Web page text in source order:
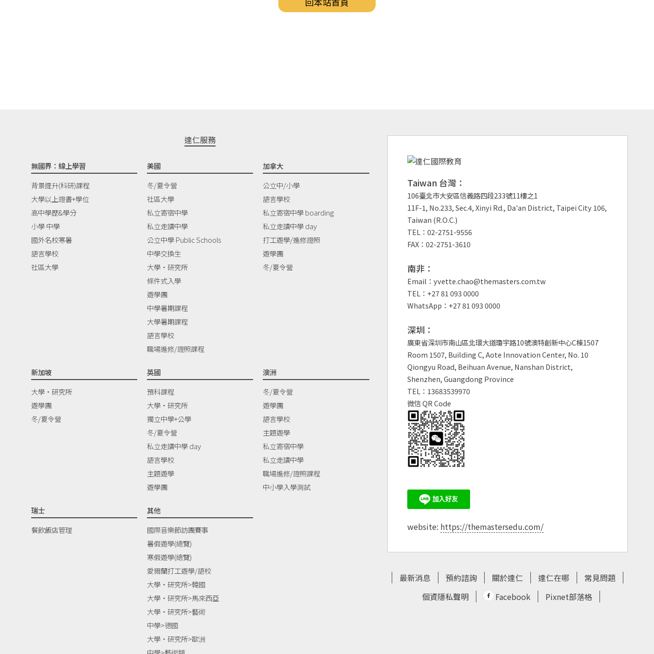
達仁服務
無國界：線上學習
背景提升(科研)課程
大學以上證書+學位
高中學歷&學分
小學 中學
國外名校寒暑
語言學校
社區大學
美國
冬/夏令營
社區大學
私立寄宿中學
私立走讀中學
公立中學 Public Schools
中學交換生
大學‧研究所
條件式入學
遊學團
中學暑期課程
大學暑期課程
語言學校
職場進修/證照課程
加拿大
公立中/小學
語言學校
私立寄宿中學 boarding
私立走讀中學 day
打工遊學/進修證照
遊學團
冬/夏令營
新加坡
大學‧研究所
遊學團
冬/夏令營
英國
預科課程
大學‧研究所
獨立中學+公學
冬/夏令營
私立走讀中學 day
語言學校
主題遊學
遊學團
澳洲
冬/夏令營
遊學團
語言學校
主題遊學
私立寄宿中學
私立走讀中學
職場進修/證照課程
中小學入學測試
瑞士
餐飲飯店管理
其他
國際音樂節訪團賽事
暑假遊學(總覽)
寒假遊學(總覽)
愛爾蘭打工遊學/語校
大學‧研究所>韓國
大學‧研究所>馬來西亞
大學‧研究所>藝術
中學>德國
大學‧研究所>歐洲
Taiwan 台灣：
106臺北市大安區信義路四段233號11樓之1
11F-1, No.233, Sec.4, Xinyi Rd., Da'an District, Taipei City 106,
Taiwan (R.O.C.)
TEL：02-2751-9556
FAX：02-2751-3610
南非：
Email：yvette.chao@themasters.com.tw
TEL：+27 81 093 0000
WhatsApp：+27 81 093 0000
深圳：
廣東省深圳市南山區北環大道瓊宇路10號澳特創新中心C棟1507
Room 1507, Building C, Aote Innovation Center, No. 10
Qiongyu Road, Beihuan Avenue, Nanshan District,
Shenzhen, Guangdong Province
TEL：13683539970
微信 QR Code
website: https://themastersedu.com/
最新消息 預約諮詢 關於達仁 達仁在哪
常見問題
個資隱私聲明
Facebook Pixnet部落格